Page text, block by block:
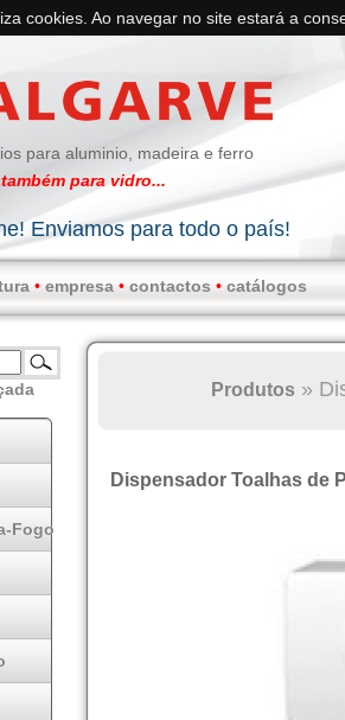
cookies. Ao navegar no site estará a
para aluminio, madeira e ferro
para vidro...
Enviamos para todo o país!
• empresa • contactos • catálogos
Fogo
Produtos »
Dispensador Toalhas de